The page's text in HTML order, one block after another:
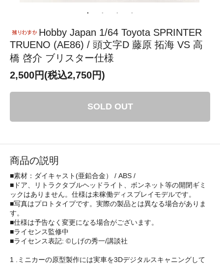
Hobby Japan 1/64 Toyota SPRINTER
TRUENO (AE86) / 頭文字D 藤原 拓海 VS 高
橋 啓介 ブリスター仕様
2,500円(税込2,750円)
SOLD OUT
商品の説明
■素材：ダイキャスト(亜鉛合金） / ABS /
■ドア、リトラクタブルヘッドライト、ボンネット等の開閉ギミ
ックはありません。仕様は未稼働ディスプレイモデルです。
■写真はプロトタイプです。実際の製品とは異なる場合がありま
す。
■仕様は予告なく変更になる場合がございます。
■ライセンス監修中
■ライセンス表記: ©しげの秀一/講談社
1 .ミニカーの原型製作には実車を3Dデジタルスキャニングして